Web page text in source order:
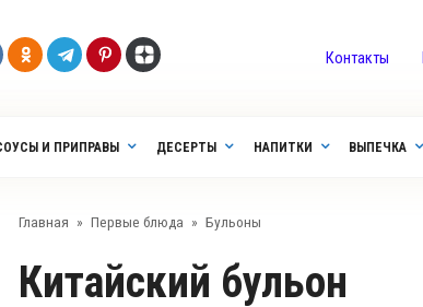
Контакты
И ПРИПРАВЫ ДЕСЕРТЫ НАПИТКИ ВЫПЕЧКА
Главная » Первые блюда » Бульоны
Китайский бульон